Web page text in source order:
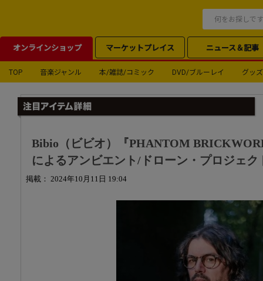
オンラインショップ マーケットプレイス ニュース＆記事
TOP 音楽ジャンル 本/雑誌/コミック DVD/ブルーレイ グッズ
Bibio（ビビオ）『PHANTOM
によるアンビエント/ドローン・プロジェク
掲載： 2024年10月11日 19:04